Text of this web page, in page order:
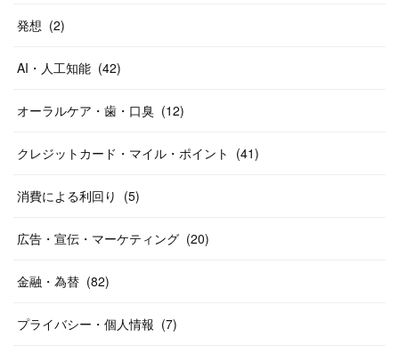
発想 (2)
AI・人工知能 (42)
オーラルケア・歯・口臭 (12)
クレジットカード・マイル・ポイント (41)
消費による利回り (5)
広告・宣伝・マーケティング (20)
金融・為替 (82)
プライバシー・個人情報 (7)